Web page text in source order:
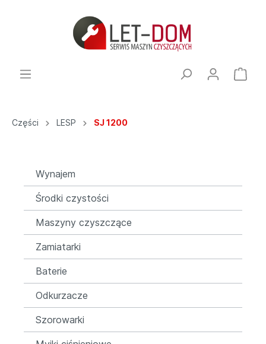
Części LESP SJ 1200
Wynajem
Środki czystości
Maszyny czyszczące
Zamiatarki
Baterie
Odkurzacze
Szorowarki